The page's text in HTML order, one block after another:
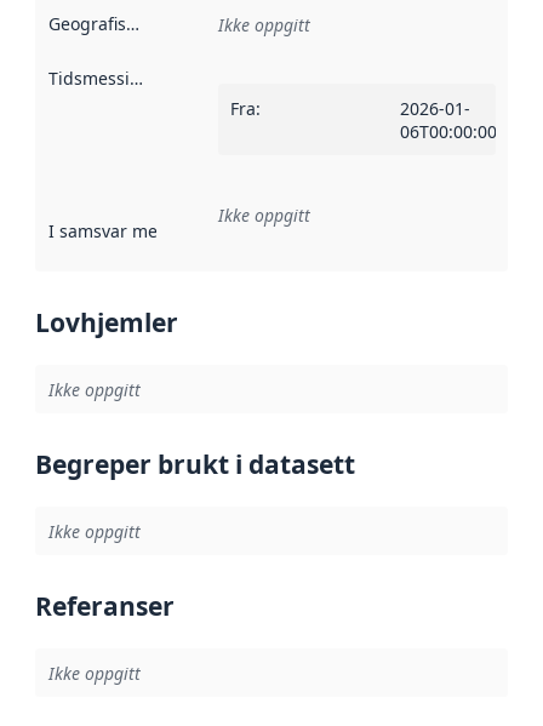
Geografisk avgrensning :
Ikke oppgitt
Tidsmessig avgrensning
Fra:
2026-01-
06T00:00:00Z
I samsvar med Referanse til en implementasjonsregel
Ikke oppgitt
Lovhjemler
Ikke oppgitt
Begreper brukt i datasett
Ikke oppgitt
Referanser
Ikke oppgitt